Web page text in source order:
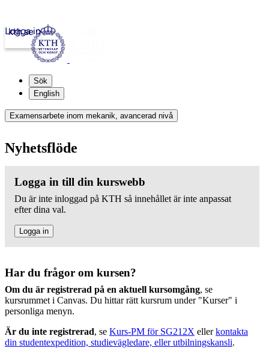
kth.se
Logga in
Sök
English
Examensarbete inom mekanik, avancerad nivå
Nyhetsflöde
Logga in till din kurswebb
Du är inte inloggad på KTH så innehållet är inte anpassat
efter dina val.
Logga in
Har du frågor om kursen?
Om du är registrerad på en aktuell kursomgång, se
kursrummet i Canvas. Du hittar rätt kursrum under "Kurser" i
personliga menyn.
Är du inte registrerad, se Kurs-PM för SG212X ellerkontakta
din studentexpedition, studievägledare, eller utbilningskansli.